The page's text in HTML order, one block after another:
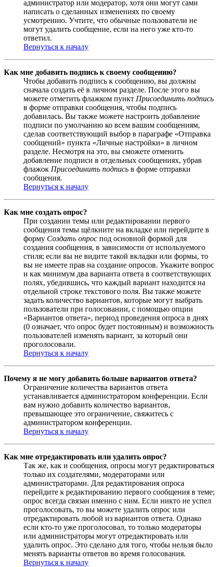
администратор или модератор, хотя они могут сами
написать о сделанных изменениях по своему
усмотрению. Учтите, что обычные пользователи не
могут удалить сообщение, если на него уже кто-то
ответил.
Вернуться к началу
Как мне добавить подпись к своему сообщению?
Чтобы добавить подпись к сообщению, вы должны
сначала создать её в личном разделе. После этого вы
можете отметить флажком пункт Присоединить подпись
в форме отправки сообщения, чтобы подпись
добавилась. Вы также можете настроить добавление
подписи по умолчанию ко всем вашим сообщениям,
сделав соответствующий выбор в параграфе «Отправка
сообщений» пункта «Личные настройки» в личном
разделе. Несмотря на это, вы сможете отменить
добавление подписи в отдельных сообщениях, убрав
флажок Присоединить подпись в форме отправки
сообщения.
Вернуться к началу
Как мне создать опрос?
При создании темы или редактировании первого
сообщения темы щёлкните на вкладке или перейдите в
форму Создать опрос под основной формой для
создания сообщения, в зависимости от используемого
стиля; если вы не видите такой вкладки или формы, то
вы не имеете прав на создание опросов. Укажите вопрос
и как минимум два варианта ответа в соответствующих
полях, убедившись, что каждый вариант находится на
отдельной строке текстового поля. Вы также можете
задать количество вариантов, которые могут выбрать
пользователи при голосовании, с помощью опции
«Вариантов ответа», период проведения опроса в днях
(0 означает, что опрос будет постоянным) и возможность
пользователей изменять вариант, за который они
проголосовали.
Вернуться к началу
Почему я не могу добавить больше вариантов ответа?
Ограничение количества вариантов ответа
устанавливается администратором конференции. Если
вам нужно добавить количество вариантов,
превышающее это ограничение, свяжитесь с
администратором конференции.
Вернуться к началу
Как мне отредактировать или удалить опрос?
Так же, как и сообщения, опросы могут редактироваться
только их создателями, модераторами или
администраторами. Для редактирования опроса
перейдите к редактированию первого сообщения в теме;
опрос всегда связан именно с ним. Если никто не успел
проголосовать, то вы можете удалить опрос или
отредактировать любой из вариантов ответа. Однако
если кто-то уже проголосовал, то только модераторы
или администраторы могут отредактировать или
удалить опрос. Это сделано для того, чтобы нельзя было
менять варианты ответов во время голосования.
Вернуться к началу